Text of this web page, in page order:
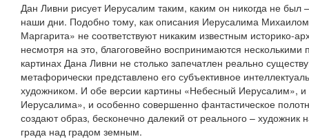
Дан Ливни рисует Иерусалим таким, каким он никогда не был
наши дни. Подобно тому, как описания Иерусалима
Маргарита» не соответствуют никаким известным историко-
несмотря на это, благоговейно воспринимаются несколькими
картинах Дана Ливни не столько запечатлен реально
метафорически представлено его субъективное
художником. И обе версии картины «Небесный Иерусалим»,
Иерусалима», и особенно совершенно фантастическое
создают образ, бесконечно далекий от реального – художник
града над градом земным.